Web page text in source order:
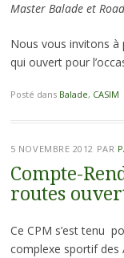
Master Balade et
Nous vous invitons
qui ouvert pour
Posté dans Balade, CASIM
5 NOVEMBRE 2012 PAR
Compte-
routes
Ce CPM s’est tenu
complexe sportif des